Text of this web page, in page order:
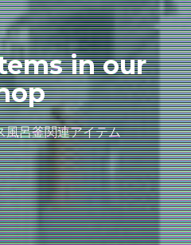
in our
風呂釜関連アイテム